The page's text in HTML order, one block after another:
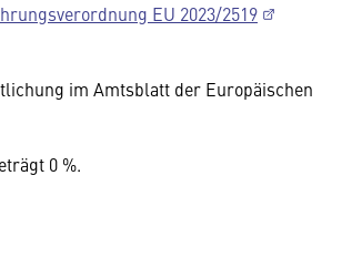
EU 2023/2519
im Amtsblatt der Europäischen
0 %.